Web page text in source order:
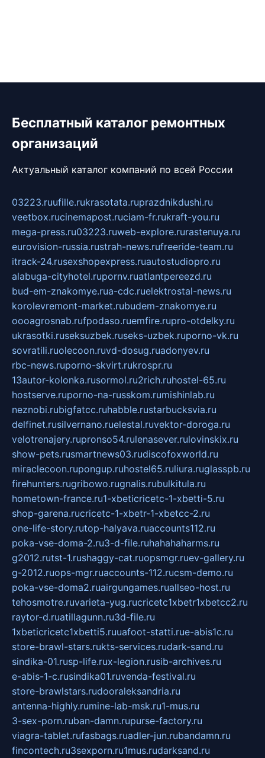
Бесплатный каталог ремонтных
организаций
Актуальный каталог компаний по всей России
03223.ruufille.rukrasotata.ruprazdnikdushi.ru
veetbox.rucinemapost.ruciam-fr.rukraft-you.ru
mega-press.ru03223.ruweb-explore.rurastenuya.ru
eurovision-russia.rustrah-news.rufreeride-team.ru
itrack-24.rusexshopexpress.ruautostudiopro.ru
alabuga-cityhotel.rupornv.ruatlantpereezd.ru
bud-em-znakomye.rua-cdc.ruelektrostal-news.ru
korolevremont-market.rubudem-znakomye.ru
oooagrosnab.rufpodaso.ruemfire.rupro-otdelky.ru
ukrasotki.ruseksuzbek.ruseks-uzbek.ruporno-vk.ru
sovratili.ruolecoon.ruvd-dosug.ruadonyev.ru
rbc-news.ruporno-skvirt.rukrospr.ru
13autor-kolonka.rusormol.ru2rich.ruhostel-65.ru
hostserve.ruporno-na-russkom.rumishinlab.ru
neznobi.rubigfatcc.ruhabble.rustarbucksvia.ru
delfinet.rusilvernano.ruelestal.ruvektor-doroga.ru
velotrenajery.rupronso54.rulenasever.rulovinskix.ru
show-pets.rusmartnews03.rudiscofoxworld.ru
miraclecoon.rupongup.ruhostel65.ruliura.ruglasspb.ru
firehunters.rugribowo.rugnalis.rubulkitula.ru
hometown-france.ru1-xbeticricetc-1-xbetti-5.ru
shop-garena.rucricetc-1-xbetr-1-xbetcc-2.ru
one-life-story.rutop-halyava.ruaccounts112.ru
poka-vse-doma-2.ru3-d-file.ruhahahaharms.ru
g2012.rutst-1.rushaggy-cat.ruopsmgr.ruev-gallery.ru
g-2012.ruops-mgr.ruaccounts-112.rucsm-demo.ru
poka-vse-doma2.ruairgungames.ruallseo-host.ru
tehosmotre.ruvarieta-yug.rucricetc1xbetr1xbetcc2.ru
raytor-d.ruatillagunn.ru3d-file.ru
1xbeticricetc1xbetti5.ruuafoot-statti.rue-abis1c.ru
store-brawl-stars.rukts-services.rudark-sand.ru
sindika-01.rusp-life.rux-legion.rusib-archives.ru
e-abis-1-c.rusindika01.ruvenda-festival.ru
store-brawlstars.rudooraleksandria.ru
antenna-highly.rumine-lab-msk.ru1-mus.ru
3-sex-porn.ruban-damn.rupurse-factory.ru
viagra-tablet.rufasbags.ruadler-jun.rubandamn.ru
fincontech.ru3sexporn.ru1mus.rudarksand.ru